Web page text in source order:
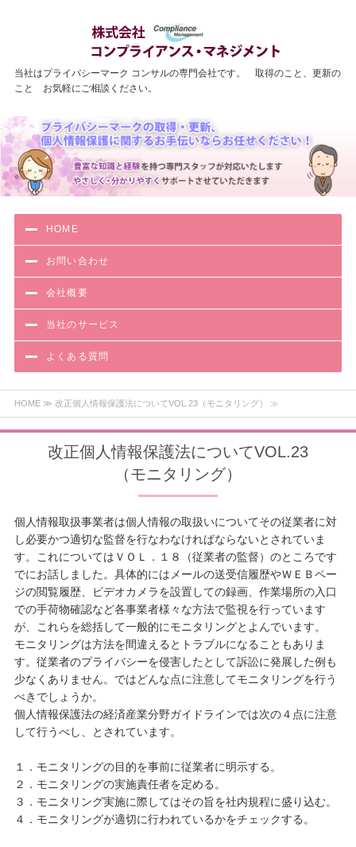
当社はプライバシーマーク コンサルの専門会社です。 取得のこと、更新の
こと お気軽にご相談ください。
HOME
お問い合わせ
会社概要
当社のサービス
よくある質問
HOME≫ 改正個人情報保護法についてVOL.23（モニタリング） ≫
改正個人情報保護法についてVOL.23
（モニタリング）
個人情報取扱事業者は個人情報の取扱いについてその従業者に対
し必要かつ適切な監督を行なわなければならないとされていま
す。これについてはＶＯＬ．１８（従業者の監督）のところです
でにお話しました。具体的にはメールの送受信履歴やＷＥＢペー
ジの閲覧履歴、ビデオカメラを設置しての録画、作業場所の入口
での手荷物確認など各事業者様々な方法で監視を行っています
が、これらを総括して一般的にモニタリングとよんでいます。
モニタリングは方法を間違えるとトラブルになることもありま
す。従業者のプライバシーを侵害したとして訴訟に発展した例も
少なくありません。ではどんな点に注意してモニタリングを行う
べきでしょうか。
個人情報保護法の経済産業分野ガイドラインでは次の４点に注意
して行うべし、とされています。
１．モニタリングの目的を事前に従業者に明示する。
２．モニタリングの実施責任者を定める。
３．モニタリング実施に際してはその旨を社内規程に盛り込む。
４．モニタリングが適切に行われているかをチェックする。